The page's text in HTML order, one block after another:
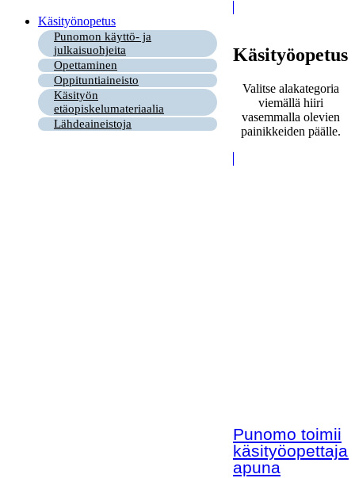
Käsityönopetus
Punomon käyttö- ja
julkaisuohjeita
Opettaminen
Oppituntiaineisto
Käsityön
etäopiskelumateriaalia
Lähdeaineistoja
Käsityöopetus
Valitse alakategoria
viemällä hiiri
vasemmalla olevien
painikkeiden päälle.
Punomo toimii
apuna